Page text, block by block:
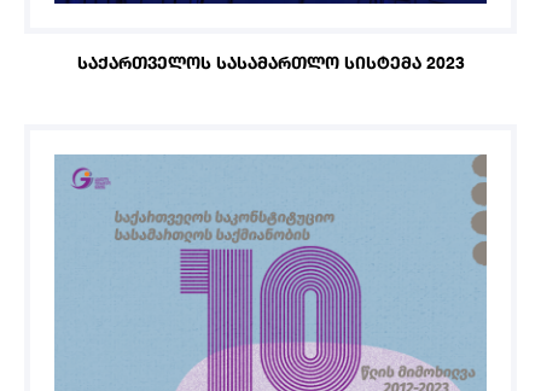
ᲡᲐᲥᲐᲠᲗᲕᲔᲚᲝᲡ ᲡᲐᲡᲐᲛᲐᲠᲗᲚᲝ ᲡᲘᲡᲢᲔᲛᲐ 2023